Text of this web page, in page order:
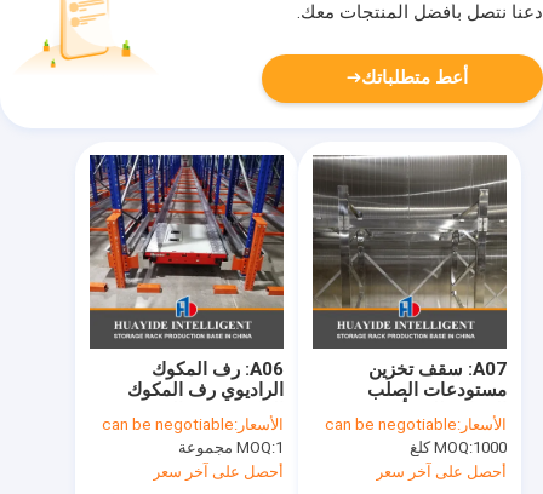
دعنا نتصل بأفضل المنتجات معك.
أعط متطلباتك
A06: رف المكوك
الراديوي رف المكوك
الراديوي رف المستودع
مخزن مخزن مخزن راك
راكر راكر
الأسعار:can be negotiable
MOQ:1 مجموعة
أحصل على آخر سعر
A07: سقف تخزين
مستودعات الصلب
المقاوم للصدأ
الأسعار:can be negotiable
MOQ:1000 كلغ
أحصل على آخر سعر